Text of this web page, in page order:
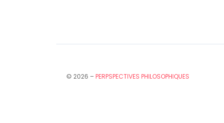
© 2026 –PERPSPECTIVES PHILOSOPHIQUES